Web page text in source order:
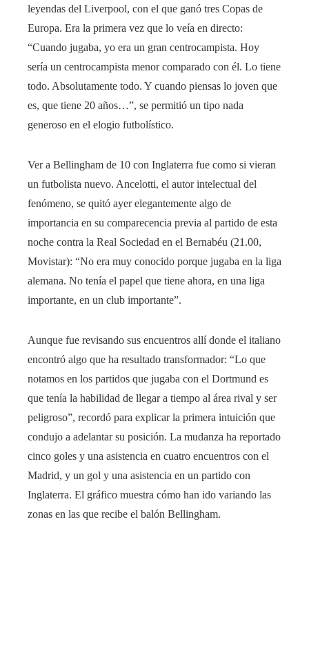
leyendas del Liverpool, con el que ganó tres Copas de
Europa. Era la primera vez que lo veía en directo:
“Cuando jugaba, yo era un gran centrocampista. Hoy
sería un centrocampista menor comparado con él. Lo tiene
todo. Absolutamente todo. Y cuando piensas lo joven que
es, que tiene 20 años…”, se permitió un tipo nada
generoso en el elogio futbolístico.
Ver a Bellingham de 10 con Inglaterra fue como si vieran
un futbolista nuevo. Ancelotti, el autor intelectual del
fenómeno, se quitó ayer elegantemente algo de
importancia en su comparecencia previa al partido de esta
noche contra la Real Sociedad en el Bernabéu (21.00,
Movistar): “No era muy conocido porque jugaba en la liga
alemana. No tenía el papel que tiene ahora, en una liga
importante, en un club importante”.
Aunque fue revisando sus encuentros allí donde el italiano
encontró algo que ha resultado transformador: “Lo que
notamos en los partidos que jugaba con el Dortmund es
que tenía la habilidad de llegar a tiempo al área rival y ser
peligroso”, recordó para explicar la primera intuición que
condujo a adelantar su posición. La mudanza ha reportado
cinco goles y una asistencia en cuatro encuentros con el
Madrid, y un gol y una asistencia en un partido con
Inglaterra. El gráfico muestra cómo han ido variando las
zonas en las que recibe el balón Bellingham.